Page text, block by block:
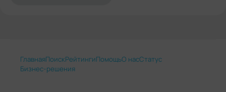
ГлавнаяПоискРейтингиПомощьО насСтатус
Бизнес-решения